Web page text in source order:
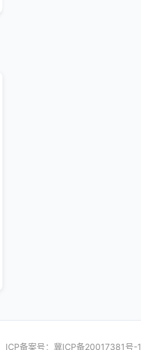
ICP备案号： 冀ICP备20017381号-1